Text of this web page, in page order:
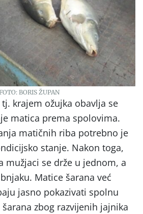
BORIS ŽUPAN
krajem ožujka obavlja se
matica prema spolovima.
matičnih riba potrebno je
stanje. Nakon toga,
mužjaci se drže u jednom, a
Matice šarana već
jasno pokazivati spolnu
zbog razvĳenih jajnika